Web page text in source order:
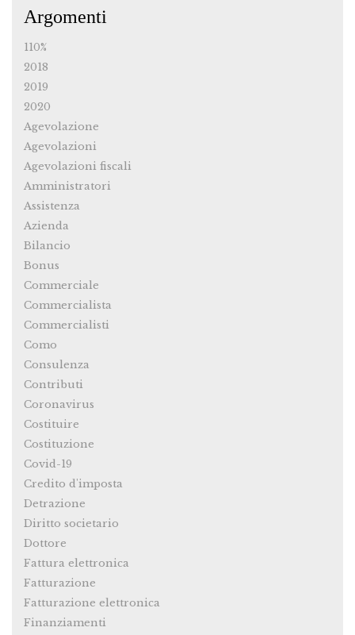
Argomenti
110%
2018
2019
2020
Agevolazione
Agevolazioni
Agevolazioni fiscali
Amministratori
Assistenza
Azienda
Bilancio
Bonus
Commerciale
Commercialista
Commercialisti
Como
Consulenza
Contributi
Coronavirus
Costituire
Costituzione
Covid-19
Credito d'imposta
Detrazione
Diritto societario
Dottore
Fattura elettronica
Fatturazione
Fatturazione elettronica
Finanziamenti